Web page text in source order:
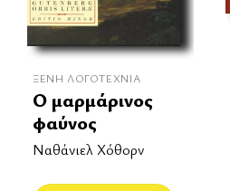
ΞΈΝΗ ΛΟΓΟΤΕΧΝΊΑ
O μαρμάρινος
φαύνος
Nαθάνιελ Χόθορν